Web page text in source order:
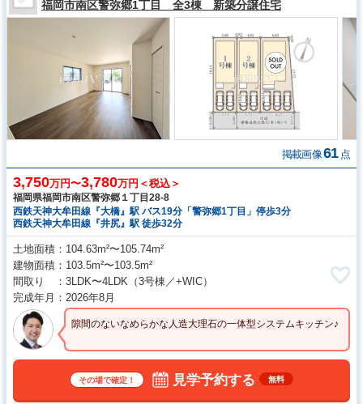
福岡市南区警弥郷1丁目 全3棟 新築分譲住宅
掲載画像61 点
3,750万円〜3,780万円＜税込＞
福岡県福岡市南区警弥郷１丁目28-8
西鉄天神大牟田線『大橋』駅 バス19分「警弥郷1丁目」停歩3分
西鉄天神大牟田線『井尻』駅 徒歩32分
土地面積
104.63m²〜105.74m²
建物面積
103.5m²〜103.5m²
間取り
3LDK〜4LDK （3号棟／+WIC）
完成年月
2026年8月
隙間のないなめらかな人造大理石の一体型システムキッチン♪
その場で確定！ 見学予約する 無料